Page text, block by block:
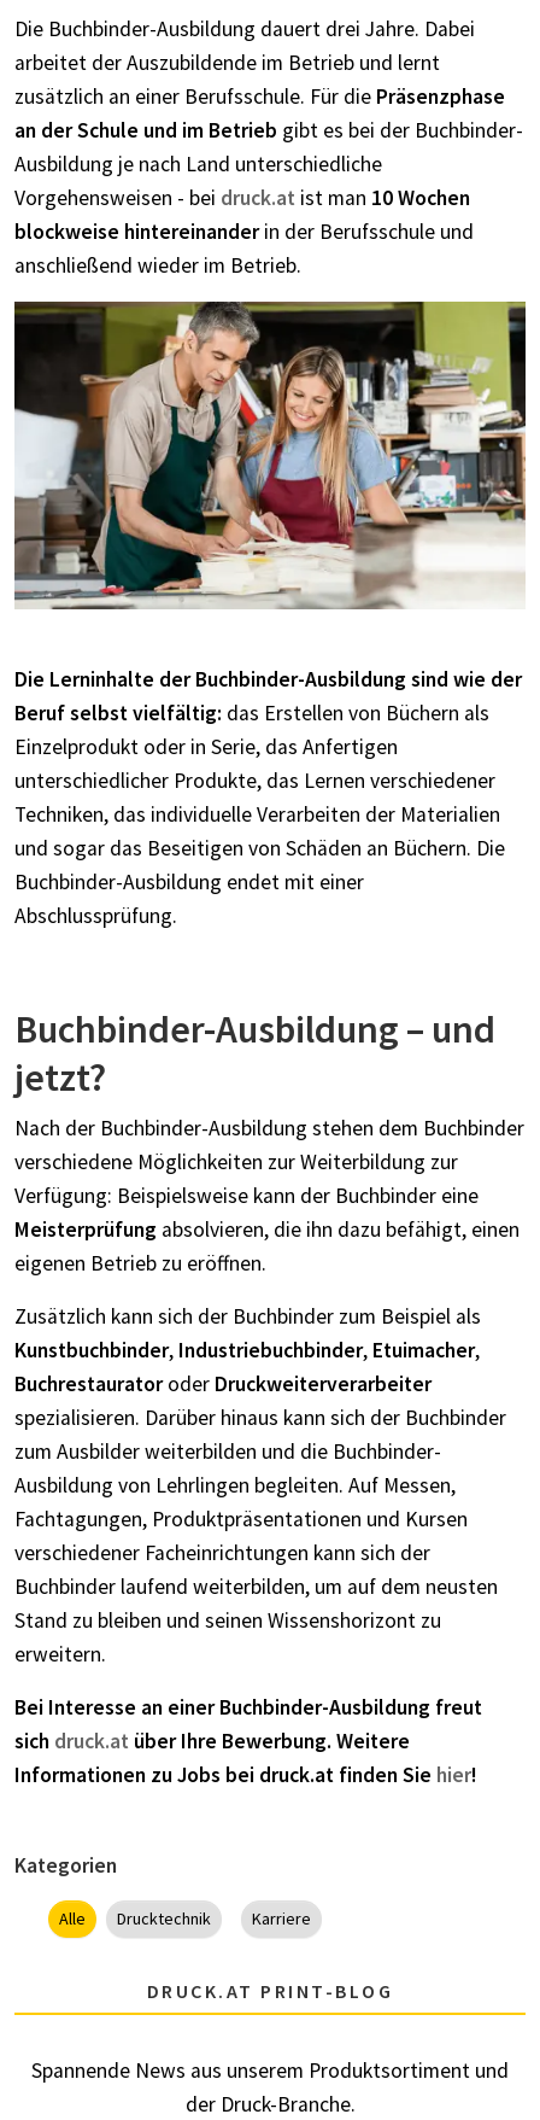
Die Buchbinder-Ausbildung dauert drei Jahre. Dabei
arbeitet der Auszubildende im Betrieb und lernt
zusätzlich an einer Berufsschule. Für die Präsenzphase
an der Schule und im Betrieb gibt es bei der Buchbinder-
Ausbildung je nach Land unterschiedliche
Vorgehensweisen - bei druck.at ist man 10 Wochen
blockweise hintereinanderin der Berufsschule und
anschließend wieder im Betrieb.
Die Lerninhalte der Buchbinder-Ausbildung sind wie der
Beruf selbst vielfältig: das Erstellen von Büchern als
Einzelprodukt oder in Serie, das Anfertigen
unterschiedlicher Produkte, das Lernen verschiedener
Techniken, das individuelle Verarbeiten der Materialien
und sogar das Beseitigen von Schäden an Büchern. Die
Buchbinder-Ausbildung endet mit einer
Abschlussprüfung.
Buchbinder-Ausbildung – und
jetzt?
Nach der Buchbinder-Ausbildung stehen dem Buchbinder
verschiedene Möglichkeiten zur Weiterbildung zur
Verfügung: Beispielsweise kann der Buchbinder eine
Meisterprüfung absolvieren, die ihn dazu befähigt, einen
eigenen Betrieb zu eröffnen.
Zusätzlich kann sich der Buchbinder zum Beispiel als
Kunstbuchbinder, Industriebuchbinder, Etuimacher,
Buchrestauratoroder Druckweiterverarbeiter
spezialisieren. Darüber hinaus kann sich der Buchbinder
zum Ausbilder weiterbilden und die Buchbinder-
Ausbildung von Lehrlingen begleiten. Auf Messen,
Fachtagungen, Produktpräsentationen und Kursen
verschiedener Facheinrichtungen kann sich der
Buchbinder laufend weiterbilden, um auf dem neusten
Stand zu bleiben und seinen Wissenshorizont zu
erweitern.
Bei Interesse an einer Buchbinder-Ausbildung freut
sich druck.at über Ihre Bewerbung. Weitere
Informationen zu Jobs bei druck.at finden Sie hier!
Kategorien
Alle Drucktechnik Karriere
DRUCK.AT PRINT-BLOG
Spannende News aus unserem Produktsortiment und
der Druck-Branche.